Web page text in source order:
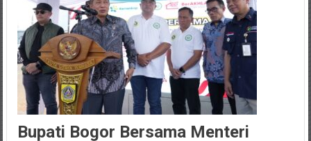
Bupati Bogor Bersama Menteri